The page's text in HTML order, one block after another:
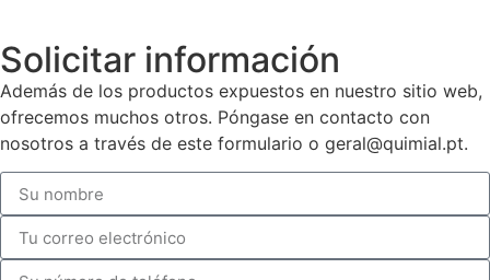
Solicitar información
Además de los productos expuestos en nuestro sitio web,
ofrecemos muchos otros. Póngase en contacto con
nosotros a través de este formulario o geral@quimial.pt.